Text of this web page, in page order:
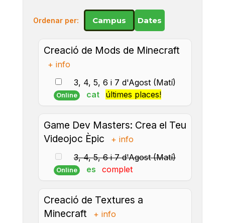
Ordenar per: Campus Dates
Creació de Mods de Minecraft
+ info
3, 4, 5, 6 i 7 d'Agost (Matí)
Online cat últimes places!
Game Dev Masters: Crea el Teu
Videojoc Èpic
+ info
3, 4, 5, 6 i 7 d'Agost (Matí)
Online es complet
Creació de Textures a
Minecraft
+ info